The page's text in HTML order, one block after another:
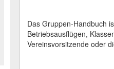
Das Gruppen-Handbuch
Betriebsausflügen,
Vereinsvorsitzende oder